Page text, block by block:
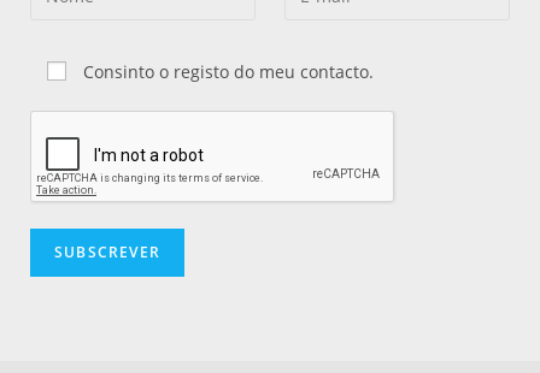
Consinto o registo do meu contacto.